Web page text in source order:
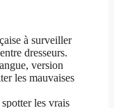
à surveiller
dresseurs.
version
les mauvaises
les vrais